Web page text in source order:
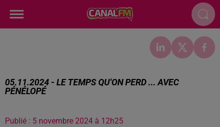
05.11.2024 - LE TEMPS QU'ON PERD ... AVEC
PÉNÉLOPÉ
Publié : 5 novembre 2024 à 12h25